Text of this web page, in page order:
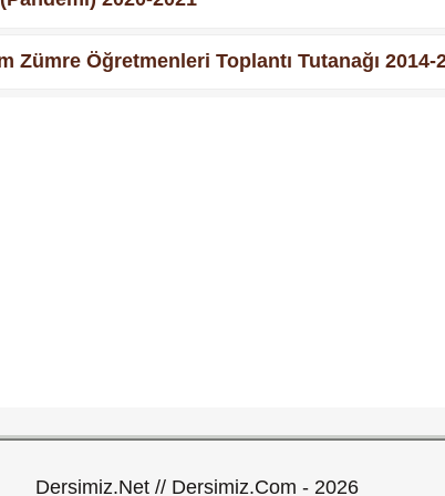
Zümre Öğretmenleri Toplantı Tutanağı 2014-
Dersimiz.Net // Dersimiz.Com - 2026